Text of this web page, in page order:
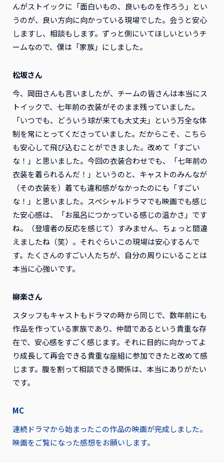
んがストイックに「面白いもの、良いものを作ろう」とい
うのが、良い方向に向かっている現場でした。会うと安心
しますし、相談もします。ずっと側にいてほしいというチ
ームなので、僕は「家族」にしました。
松坂さん
今、岡田さんも言いましたが、チームの皆さんは本当にス
トイックで、七年前の衣装がそのまま残っていました。
「いつでも、どういう球が来ても大丈夫」という万全な体
制を常にとってくださっていました。だからこそ、こちら
も安心して飛び込むことができました。改めて「すごい
な！」と思いました。今回の衣装合わせでも、「七年前の
衣装を着られるんだ！」というのと、キャストのみんなが
（その衣装を）着ても違和感がなかったのにも「すごい
な！」と思いました。スペシャルドラマでも映画でも感じ
た安心感は、「お風呂につかっている感じの温かさ」です
ね。（登壇者の反応を感じて）すみません、ちょっと間違
えましたね（笑）。それぐらいこの現場は安心するんで
す。たくさんのすごい人たちが、自分の周りにいることは
本当に心強いです。
柳楽さん
スタッフもキャストもドラマの時から同じで、数年前にも
作品を作っている家族であり、仲間であるという貴重な存
在で、安心感をすごく感じます。それに目的に向かってよ
り成長して再会できる貴重な座組に参加できたと改めて感
じます。腹を割って相談できる関係は、本当にありがたい
です。
MC
連続ドラマから始まったこの作品の映画が完成しました。
映画をご覧になった感想をお願いします。